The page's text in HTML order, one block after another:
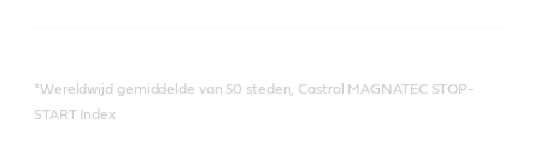
*Wereldwijd gemiddelde van 50 steden, Castrol MAGNATEC STOP-
START Index